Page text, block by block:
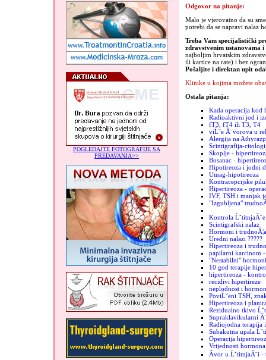
POGLEDAJTE FOTOGRAFIJE SA
PREDAVANJA>>
Odgovor na pitanje:
Malo je vjerovatno da su
potrebi da se napravi nalaz
Treba Vam specijalistički
zdravstvenim ustanovama
najboljim hrvatskim
ili kartice na rate) i bez
Pošaljite i direktan upit
Klinike u kojima možete
Ostala pitanja:
Kada operacija kod
Radioaktivni jod i
fT3, fT4 ili T3, T4
viĹˇe Ă¨vorova u
Alergija na
Scintigrafija-
Skoplje -
Bosanac -
Hipotireoza i jodni
Umag-hipotireoza
Kontracepcijske
Hipertireoza -
IVF, TSH i manjak
"Izgubljena"
Kontrola
Scintigrafski nalaz
Hormoni i trudnoĂ¦a
Uredni nalazi ?????
Hipertireoza i
papilarni karcinom
"Nestabilni" hormoni
10 god terapije
hipertireoza -
recidivi hipertireze
neplodnost i
PoviĹˇeni TSH,
Hipertireoza i
Rezidualno tkivo
Supraklavikularni
Radiojodna terapija
Subakutna upala
Operacija
Vrijednosti hormona
Ăvor u ĹˇtitnjaĂ¨i -